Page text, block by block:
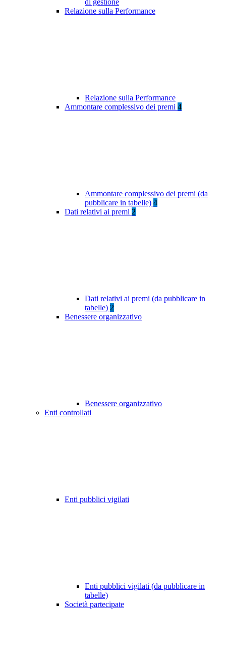
di gestione
Relazione sulla Performance
Relazione sulla Performance
Ammontare complessivo dei premi 4
Ammontare complessivo dei premi (da
pubblicare in tabelle) 4
Dati relativi ai premi 2
Dati relativi ai premi (da pubblicare in
tabelle) 2
Benessere organizzativo
Benessere organizzativo
Enti controllati
Enti pubblici vigilati
Enti pubblici vigilati (da pubblicare in
tabelle)
Società partecipate